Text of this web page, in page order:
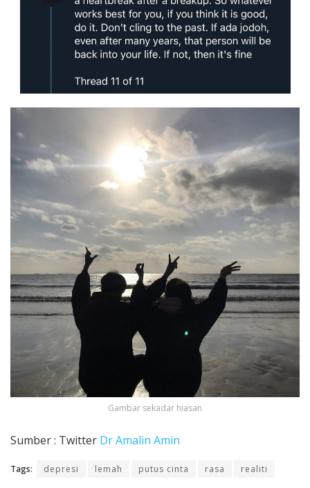
Gambar sekadar hiasan
Sumber : Twitter Dr Amalin Amin
Tags: depresi lemah putus cinta rasa realiti